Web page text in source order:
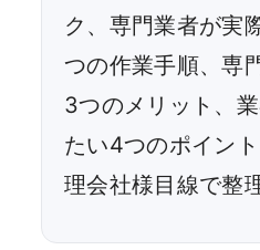
ク、専門業者が実
つの作業手順、専
3つのメリット、
たい4つのポイン
理会社様目線で整